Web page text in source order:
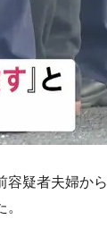
疑者夫婦から